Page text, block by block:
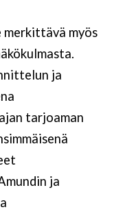
myös
ja
tarjoaman
ja